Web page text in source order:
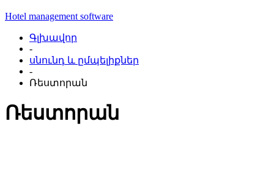
Hotel management software
Գլխավոր
-
սնունդ և ըմպելիքներ
-
Ռեստորան
Ռեստորան